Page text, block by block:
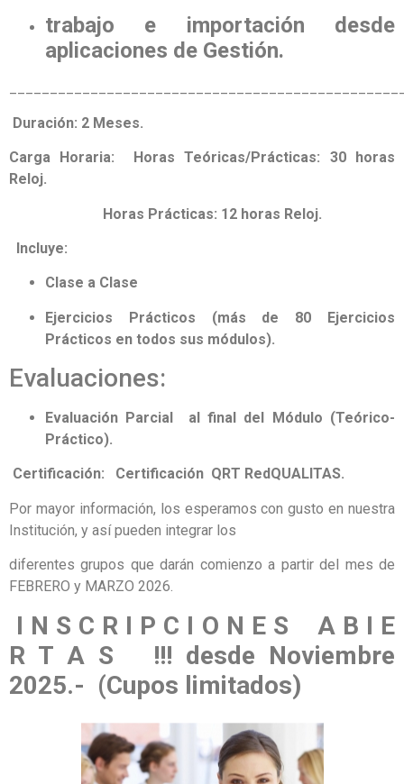
trabajo e importación desde
aplicaciones de Gestión.
Duración: 2 Meses.
Carga Horaria:
Horas Teóricas/Prácticas: 30 horas
Reloj.
Horas Prácticas: 12 horas Reloj.
Incluye:
Clase a Clase
Ejercicios Prácticos (más de 80 Ejercicios
Prácticos en todos sus módulos).
Evaluaciones:
Evaluación Parcial al final del Módulo (Teórico-
Práctico).
Certificación: Certificación QRT RedQUALITAS.
Por mayor información, los esperamos con gusto en nuestra
Institución, y así pueden integrar los
diferentes grupos que darán comienzo a partir del mes de
FEBRERO y MARZO 2026.
I N S C R I P C I O N E S A B I E
R T A S !!! desde Noviembre
2025.- (Cupos limitados)